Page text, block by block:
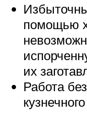
помощью
их
Работа